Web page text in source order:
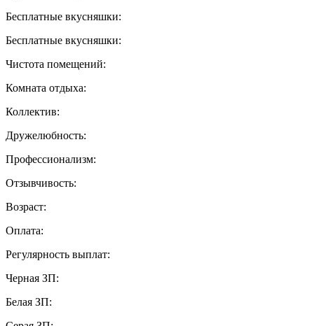
Бесплатные вкусняшки:
Бесплатные вкусняшки:
Чистота помещений:
Комната отдыха:
Коллектив:
Дружелюбность:
Профессионализм:
Отзывчивость:
Возраст:
Оплата:
Регулярность выплат:
Черная ЗП:
Белая ЗП: